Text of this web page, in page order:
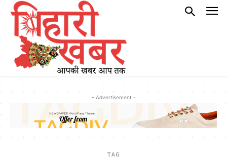
- Advertisement -
TAG